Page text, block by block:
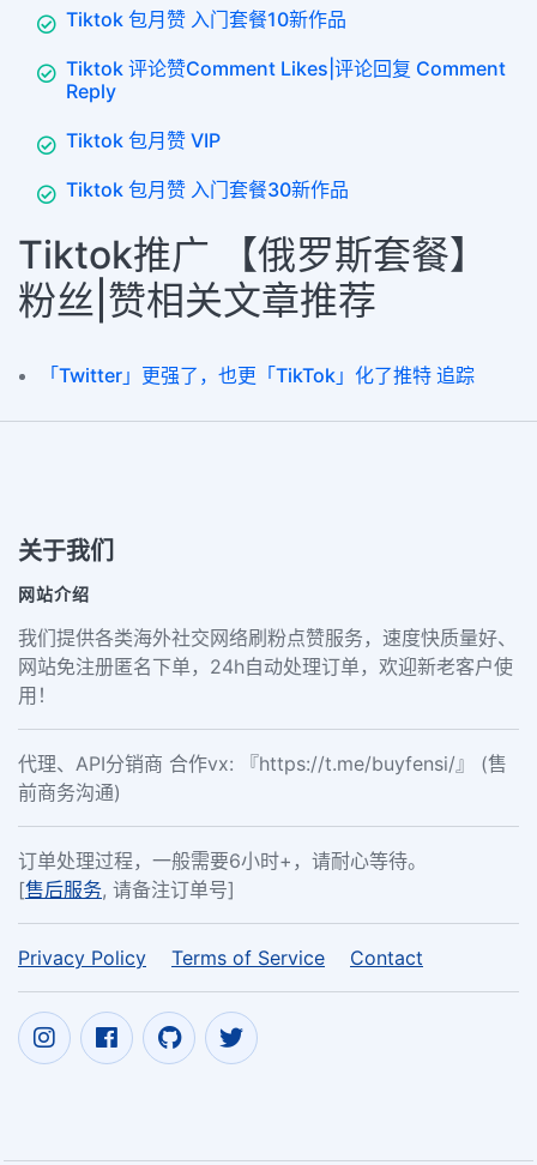
Tiktok 包月赞 入门套餐10新作品
Tiktok 评论赞Comment Likes|评论回复 Comment
Reply
Tiktok 包月赞 VIP
Tiktok 包月赞 入门套餐30新作品
Tiktok推广 【俄罗斯套餐】
粉丝|赞相关文章推荐
「Twitter」更强了，也更「TikTok」化了推特 追踪
关于我们
网站介绍
我们提供各类海外社交网络刷粉点赞服务，速度快质量好、
网站免注册匿名下单，24h自动处理订单，欢迎新老客户使
用！
代理、API分销商 合作vx: 『https://t.me/buyfensi/』 (售
前商务沟通)
订单处理过程，一般需要6小时+，请耐心等待。
[售后服务, 请备注订单号]
Privacy Policy Terms of Service Contact